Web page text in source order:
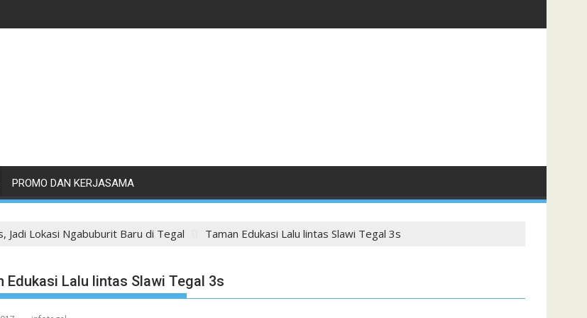
PROMO DAN KERJASAMA
Jadi Lokasi Ngabuburit Baru di Tegal Taman Edukasi Lalu lintas Slawi Tegal 3s
Edukasi Lalu lintas Slawi Tegal 3s